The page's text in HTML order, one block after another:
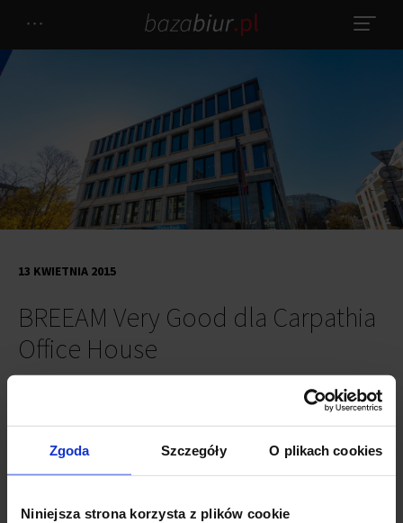
Zgoda Szczegóły O plikach cookies
Niniejsza strona korzysta z plików cookie
BREEAM Very Good dla Carpathia
Office House
13 KWIETNIA 2015
uzyskał certyfikat
zielonego budynku BREEAAM Very Good.
Carpathia Office House
oddany do użytku, na ok. 4 000 m2 powierzchni biurowej oferuje